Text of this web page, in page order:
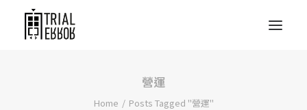
營運
Home Posts Tagged "營運"